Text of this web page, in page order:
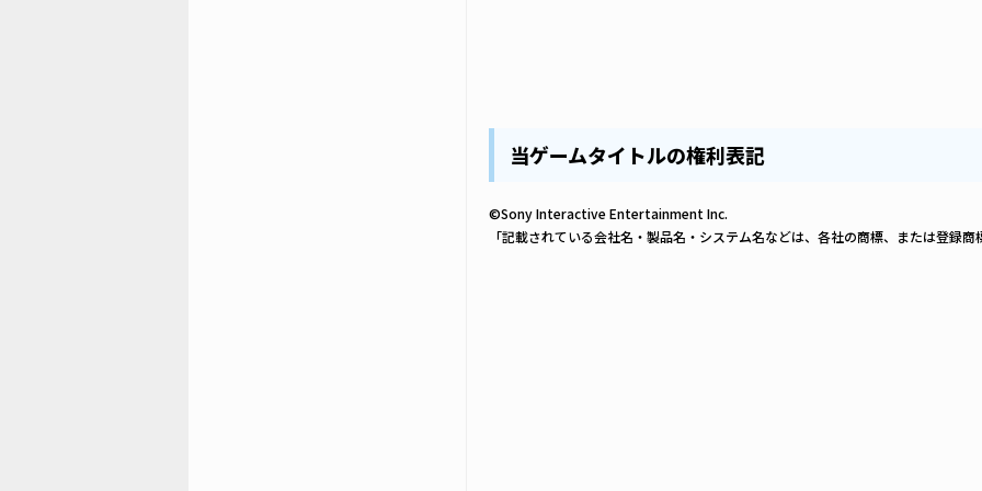
当ゲームタイトルの権利表記
©Sony Interactive Entertainment Inc.
「記載されている会社名・製品名・システム名などは、各社の商標、または登録商